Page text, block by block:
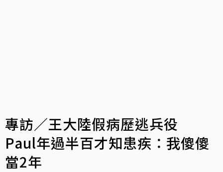
專訪／王大陸假病歷逃兵役
Paul年過半百才知患疾：我傻傻
當2年